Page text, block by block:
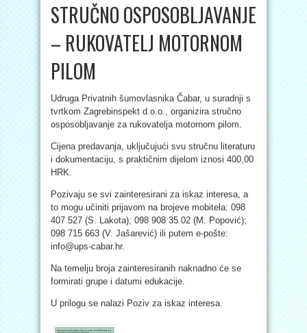
STRUČNO OSPOSOBLJAVANJE
– RUKOVATELJ MOTORNOM
PILOM
Udruga Privatnih šumovlasnika Čabar, u suradnji s
tvrtkom Zagrebinspekt d.o.o., organizira stručno
osposobljavanje za rukovatelja motornom pilom.
Cijena predavanja, uključujući svu stručnu literaturu
i dokumentaciju, s praktičnim dijelom iznosi 400,00
HRK.
Pozivaju se svi zainteresirani za iskaz interesa, a
to mogu učiniti prijavom na brojeve mobitela: 098
407 527 (S. Lakota); 098 908 35 02 (M. Popović);
098 715 663 (V. Jašarević) ili putem e-pošte:
info@ups-cabar.hr.
Na temelju broja zainteresiranih naknadno će se
formirati grupe i datumi edukacije.
U prilogu se nalazi Poziv za iskaz interesa.